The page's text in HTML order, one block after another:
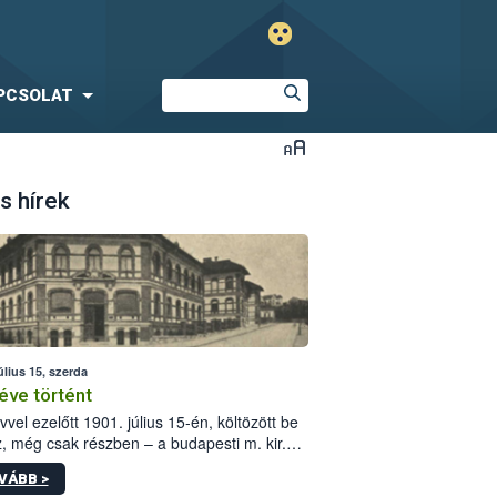
hírek
15, szerda
történt
ezelőtt 1901. július 15-én, költözött be
még csak részben – a budapesti m. kir.
állomás a Kis Rókus utca
alatti, Czigler Győző által tervezett új
>